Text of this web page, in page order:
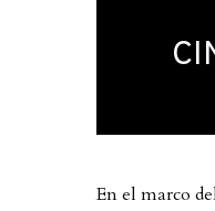
En el marco